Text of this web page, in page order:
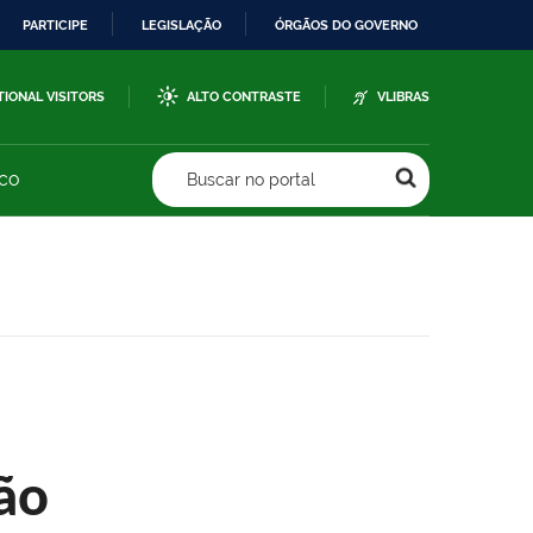
PARTICIPE LEGISLAÇÃO ÓRGÃOS DO GOVERNO
VISITORS ALTO CONTRASTE VLIBRAS
Buscar no portal